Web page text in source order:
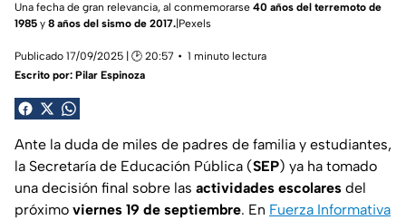
Una fecha de gran relevancia, al conmemorarse 40 años del terremoto de
1985 y 8 años del sismo de 2017. |Pexels
Publicado 17/09/2025 | 🕑 20:57
1 minuto lectura
Escrito por: Pilar Espinoza
Ante la duda de miles de padres de familia y estudiantes,
la Secretaría de Educación Pública (SEP) ya ha tomado
una decisión final sobre las actividades escolares del
próximo viernes 19 de septiembre. En Fuerza Informativa